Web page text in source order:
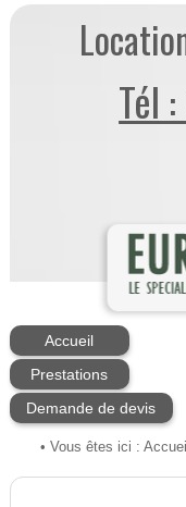
Tél
Accueil
Prestations
Demande de devis
• Vous êtes ici : Accueil